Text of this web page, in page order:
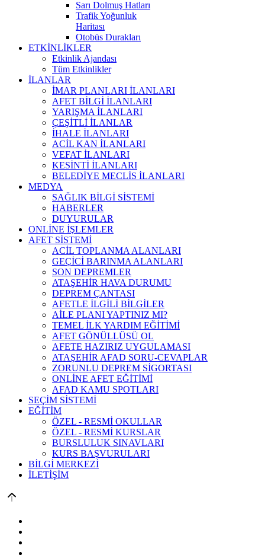
Sarı Dolmuş Hatları
Trafik Yoğunluk
Haritası
Otobüs Durakları
ETKİNLİKLER
Etkinlik Ajandası
Tüm Etkinlikler
İLANLAR
İMAR PLANLARI İLANLARI
AFET BİLGİ İLANLARI
YARIŞMA İLANLARI
ÇEŞİTLİ İLANLAR
İHALE İLANLARI
ACİL KAN İLANLARI
VEFAT İLANLARI
KESİNTİ İLANLARI
BELEDİYE MECLİS İLANLARI
MEDYA
SAĞLIK BİLGİ SİSTEMİ
HABERLER
DUYURULAR
ONLİNE İŞLEMLER
AFET SİSTEMİ
ACİL TOPLANMA ALANLARI
GEÇİCİ BARINMA ALANLARI
SON DEPREMLER
ATAŞEHİR HAVA DURUMU
DEPREM ÇANTASI
AFETLE İLGİLİ BİLGİLER
AİLE PLANI YAPTINIZ MI?
TEMEL İLK YARDIM EĞİTİMİ
AFET GÖNÜLLÜSÜ OL
AFETE HAZIRIZ UYGULAMASI
ATAŞEHİR AFAD SORU-CEVAPLAR
ZORUNLU DEPREM SİGORTASI
ONLİNE AFET EĞİTİMİ
AFAD KAMU SPOTLARI
SEÇİM SİSTEMİ
EĞİTİM
ÖZEL - RESMİ OKULLAR
ÖZEL - RESMİ KURSLAR
BURSLULUK SINAVLARI
KURS BAŞVURULARI
BİLGİ MERKEZİ
İLETİŞİM